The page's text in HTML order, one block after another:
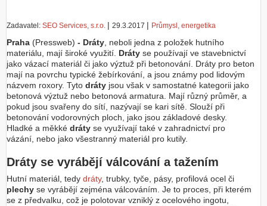
Zadavatel: SEO Services, s.r.o. | 29.3.2017 | Průmysl, energetika
Praha (Pressweb) - Dráty , neboli jedna z položek hutního
materiálu, mají široké využití. Dráty se používají ve stavebnictví
jako vázací materiál či jako výztuž při betonování. Dráty pro beton
mají na povrchu typické žebírkování, a jsou známy pod lidovým
názvem roxory. Tyto dráty jsou však v samostatné kategorii jako
betonová výztuž nebo betonová armatura. Mají různý průměr, a
pokud jsou svařeny do sítí, nazývají se kari sítě. Slouží při
betonování vodorovných ploch, jako jsou základové desky.
Hladké a měkké dráty se využívají také v zahradnictví pro
vázání, nebo jako všestranný materiál pro kutily.
Dráty se vyrábějí válcování a tažením
Hutní materiál, tedy dráty, trubky, tyče, pásy, profilová ocel či
plechy se vyrábějí zejména válcováním. Je to proces, při kterém
se z předvalku, což je polotovar vzniklý z ocelového ingotu,